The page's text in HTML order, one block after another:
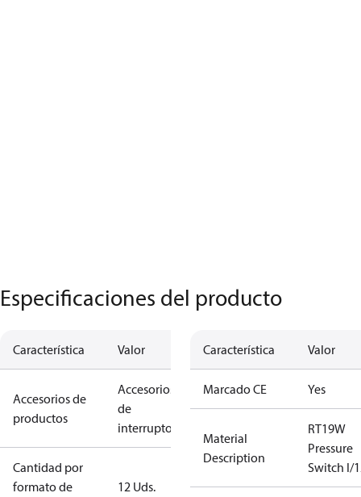
Especificaciones del producto
Característica Valor
Accesorios de
productos
Accesorios
de
interruptores
Cantidad por
formato de
12 Uds.
Característica Valor
Marcado CE Yes
Material
Description
RT19W
Pressure
Switch I/